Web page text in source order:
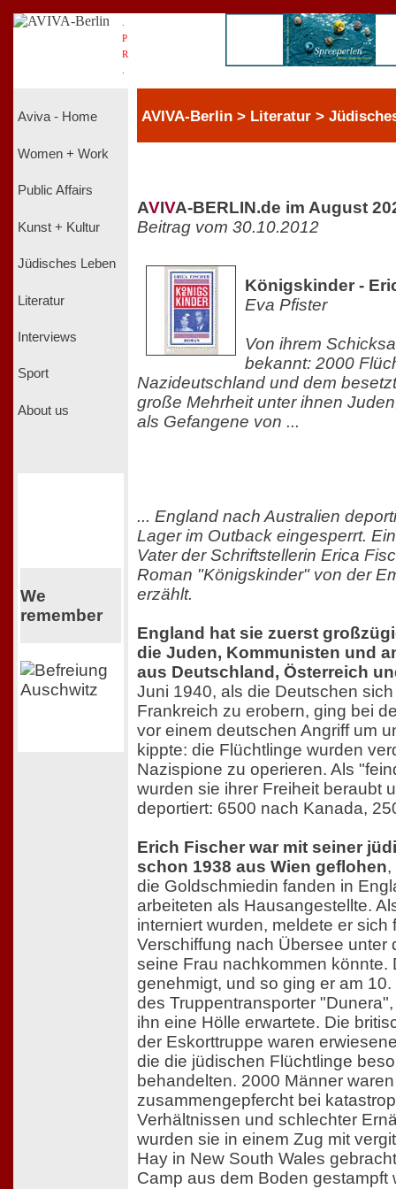
P
R
Aviva - Home
Women + Work
Public Affairs
Kunst + Kultur
Jüdisches Leben
Literatur
Interviews
Sport
About us
We
remember
AVIVA-Berlin > Literatur >
AVIVA-BERLIN.de im August
Beitrag vom 30.10.2012
Königskinder -
Eva Pfister
Von ihrem
bekannt: 2000
Nazideutschland und dem
große Mehrheit unter ihnen
als Gefangene von ...
... England nach Australien
Lager im Outback eingesperrt.
Vater der Schriftstellerin Erica
Roman "Königskinder" von der
erzählt.
England hat sie zuerst
die Juden, Kommunisten und
aus Deutschland, Österreich
Juni 1940, als die Deutschen
Frankreich zu erobern, ging bei
vor einem deutschen Angriff um
kippte: die Flüchtlinge wurden
Nazispione zu operieren. Als
wurden sie ihrer Freiheit beraubt
deportiert: 6500 nach Kanada,
Erich Fischer war mit seiner
schon 1938 aus Wien geflohen,
die Goldschmiedin fanden in
arbeiteten als Hausangestellte.
interniert wurden, meldete er sich
Verschiffung nach Übersee unter
seine Frau nachkommen könnte.
genehmigt, und so ging er am
des Truppentransporter
ihn eine Hölle erwartete. Die
der Eskorttruppe waren
die die jüdischen Flüchtlinge
behandelten. 2000 Männer
zusammengepfercht bei
Verhältnissen und schlechter
wurden sie in einem Zug mit
Hay in New South Wales
Camp aus dem Boden gestampft